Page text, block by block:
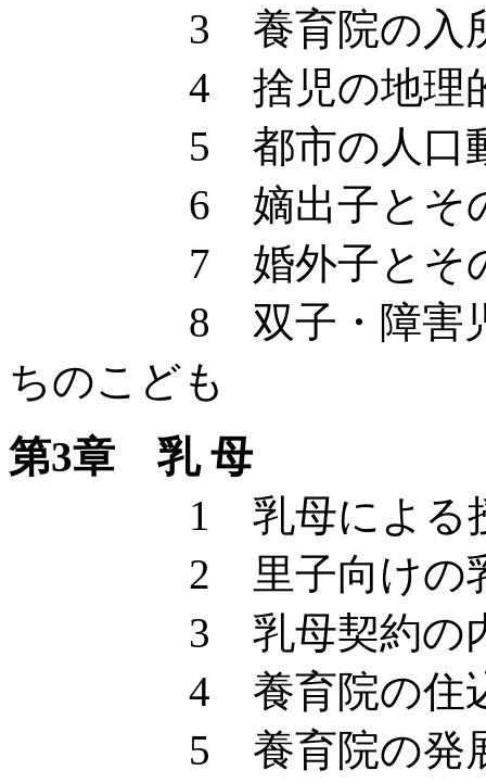
3 養育院の入所者
4 捨児の地理的
5 都市の人口動
6 嫡出子とその
7 婚外子とその
8 双子・障害児・
ちのこども
第3章 乳 母
1 乳母による授
2 里子向けの乳
3 乳母契約の内
4 養育院の住込
5 養育院の発展